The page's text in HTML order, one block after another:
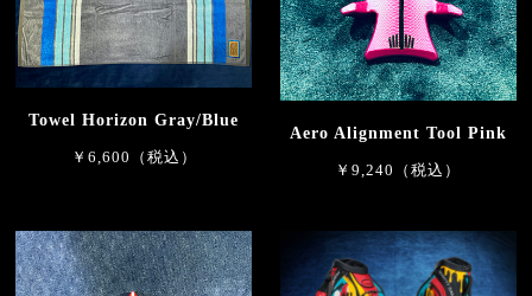
Towel Horizon Gray/Blue
￥6,600（税込）
Aero Alignment Tool Pink
￥9,240（税込）